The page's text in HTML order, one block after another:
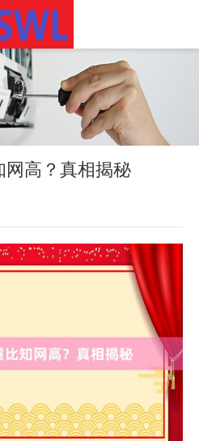
网高？真相揭秘